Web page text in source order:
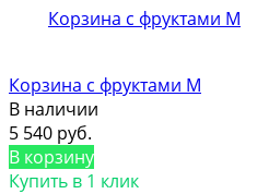
Корзина с фруктами M
В наличии
5 540 руб.
В корзину
Купить в 1 клик